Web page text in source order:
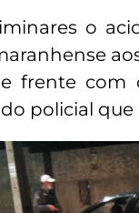
o
frente
policial